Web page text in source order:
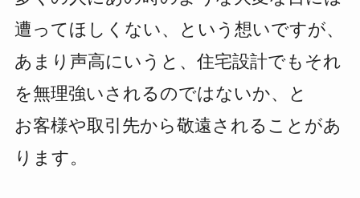
遭ってほしくない、という想いですが、
あまり声高にいうと、住宅設計でもそれ
を無理強いされるのではないか、と
お客様や取引先から敬遠されることがあ
ります。